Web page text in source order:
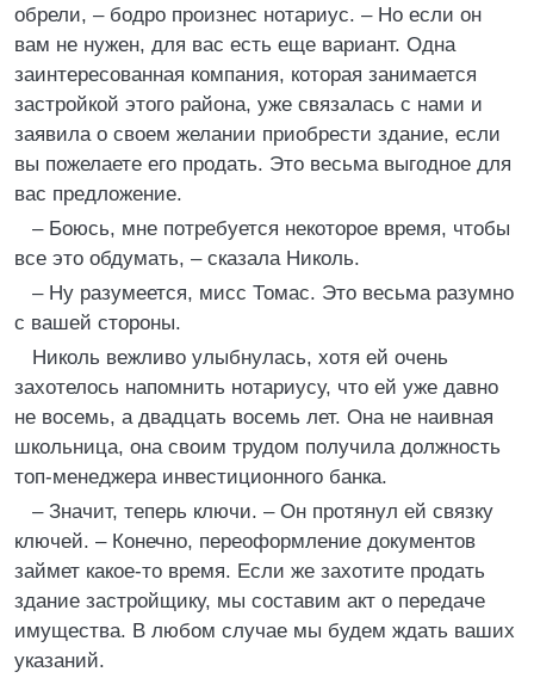
обрели, – бодро произнес нотариус. – Но если он
вам не нужен, для вас есть еще вариант. Одна
заинтересованная компания, которая занимается
застройкой этого района, уже связалась с нами и
заявила о своем желании приобрести здание, если
вы пожелаете его продать. Это весьма выгодное для
вас предложение.
– Боюсь, мне потребуется некоторое время, чтобы
все это обдумать, – сказала Николь.
– Ну разумеется, мисс Томас. Это весьма разумно
с вашей стороны.
Николь вежливо улыбнулась, хотя ей очень
захотелось напомнить нотариусу, что ей уже давно
не восемь, а двадцать восемь лет. Она не наивная
школьница, она своим трудом получила должность
топ-менеджера инвестиционного банка.
– Значит, теперь ключи. – Он протянул ей связку
ключей. – Конечно, переоформление документов
займет какое-то время. Если же захотите продать
здание застройщику, мы составим акт о передаче
имущества. В любом случае мы будем ждать ваших
указаний.